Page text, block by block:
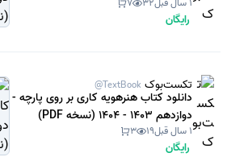
PDF)
رایگان
تکست‌بوک @TextBook
دانلود کتاب هنرهویه کاری بر روی پارچه -
دوازدهم 1403 - 1404 (نسخه PDF)
1 سال قبل 19
3
رایگان